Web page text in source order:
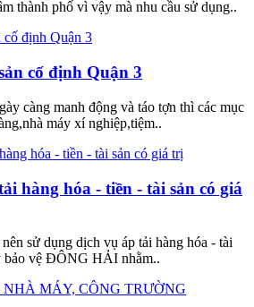
thành phố vì vậy mà nhu cầu sử dụng..
cố định Quận 3
càng manh động và táo tợn thì các mục
máy xí nghiệp,tiệm..
hàng hóa - tiền - tài sản có giá
sử dụng dịch vụ áp tải hàng hóa - tài
bảo vệ ĐÔNG HẢI nhằm..